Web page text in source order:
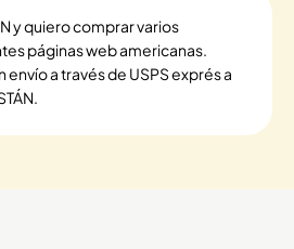
y quiero comprar varios
páginas web americanas.
envío a través de USPS exprés a